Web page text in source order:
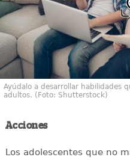
Ayúdalo a desarrollar habilidades
adultos. (Foto: Shutterstock)
Acciones
Los adolescentes que no